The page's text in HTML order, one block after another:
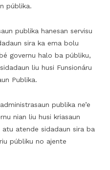
públika.
publika hanesan servisu
sira ka ema bolu
governu halo ba públiku,
liu husi Funsionáru
Publika.
publika ne’e
nian liu husi kriasaun
atende sidadaun sira ba
públiku no ajente